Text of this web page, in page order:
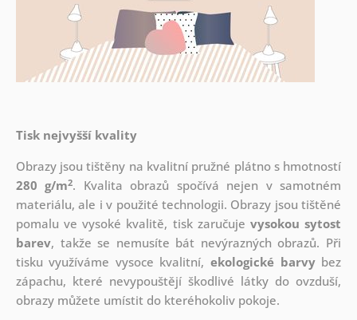
Tisk nejvyšší kvality
Obrazy jsou tištěny na kvalitní pružné plátno s hmotností
280 g/m2. Kvalita obrazů spočívá nejen v samotném
materiálu, ale i v použité technologii. Obrazy jsou tištěné
pomalu ve vysoké kvalitě, tisk zaručuje vysokou sytost
barev, takže se nemusíte bát nevýrazných obrazů. Při
tisku využíváme vysoce kvalitní,ekologické barvybez
zápachu, které nevypouštějí škodlivé látky do ovzduší,
obrazy můžete umístit do kteréhokoliv pokoje.